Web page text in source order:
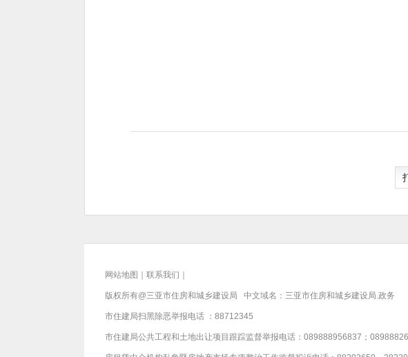
网站地图 联系我们
版权所有@三亚市住房和城乡建设局 中文域名：三亚市住房和城乡建设局.政务
市住建局扫黑除恶举报电话 ：88712345
市住建局公共工程和土地出让项目跟踪监督举报电话：089888956837；